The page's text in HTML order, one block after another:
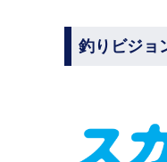
釣りビジョ